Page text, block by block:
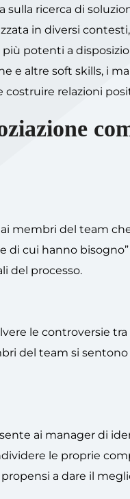
sulla ricerca di
in diversi
potenti a
e altre soft skills, i
costruire relazioni
membri del team
di cui hanno
del processo.
le controversie
del team si
ai manager di
le proprie
a dare il